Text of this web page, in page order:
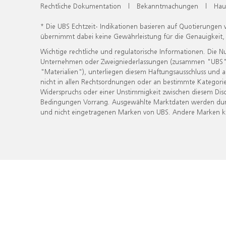
Rechtliche Dokumentation | Bekanntmachungen |
* Die UBS Echtzeit- Indikationen basieren auf
übernimmt dabei keine Gewährleistung für die
Wichtige rechtliche und regulatorische Informationen. Die
Unternehmen oder Zweigniederlassungen (zusammen
"Materialien"), unterliegen diesem Haftungsausschluss
nicht in allen Rechtsordnungen oder an bestimmte
Widerspruchs oder einer Unstimmigkeit zwischen diesem
Bedingungen Vorrang. Ausgewählte Marktdaten werden
und nicht eingetragenen Marken von UBS. Andere Marken